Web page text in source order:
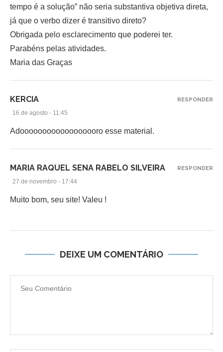
tempo é a solução” não seria substantiva objetiva direta,
já que o verbo dizer é transitivo direto?
Obrigada pelo esclarecimento que poderei ter.
Parabéns pelas atividades.
Maria das Graças
KERCIA
16 de agosto - 11:45
Adoooooooooooooooooro esse material.
RESPONDER
MARIA RAQUEL SENA RABELO SILVEIRA
27 de novembro - 17:44
Muito bom, seu site! Valeu !
RESPONDER
DEIXE UM COMENTÁRIO